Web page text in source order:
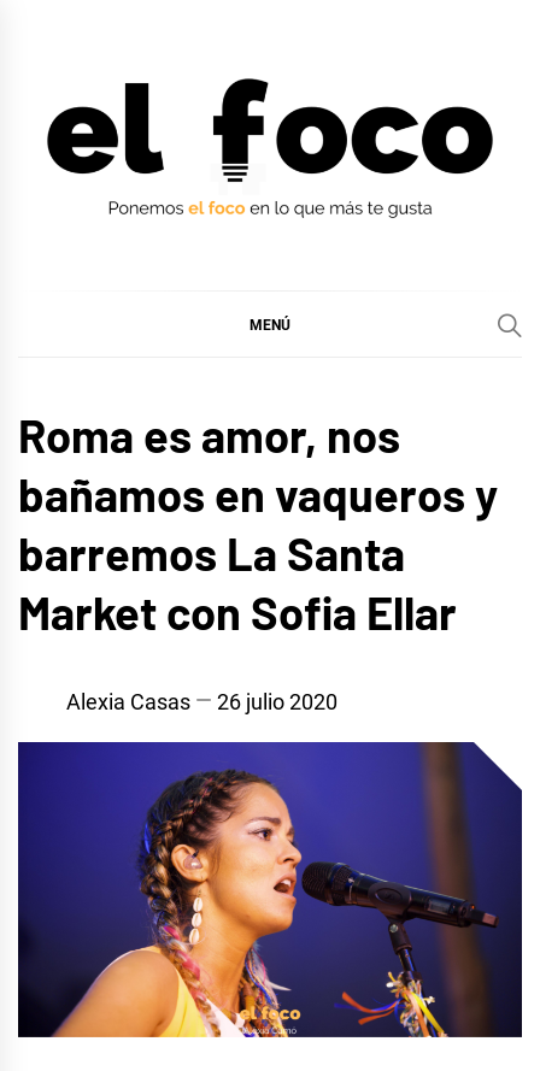
MENÚ
Roma es amor, nos
bañamos en vaqueros y
barremos La Santa
Market con Sofia Ellar
Alexia Casas 26 julio 2020